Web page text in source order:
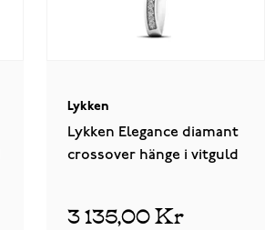
Lykken
Lykken Elegance diamant
crossover hänge i vitguld
3 135,00 Kr